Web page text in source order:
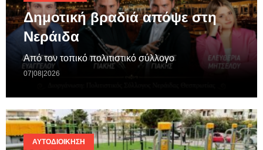
Δημοτική βραδιά απόψε στη
Νεράιδα
Από τον τοπικό πολιτιστικό σύλλογο
07|08|2026
ΑΥΤΟΔΙΟΊΚΗΣΗ